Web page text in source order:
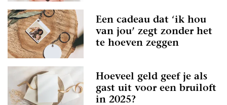
Een cadeau dat ‘ik hou
van jou’ zegt zonder het
te hoeven zeggen
Hoeveel geld geef je als
gast uit voor een bruiloft
in 2025?